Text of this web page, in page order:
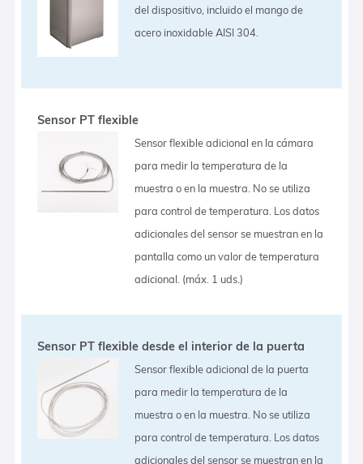
del dispositivo, incluido el mango de
acero inoxidable AISI 304.
Sensor PT flexible
Sensor flexible adicional en la cámara
para medir la temperatura de la
muestra o en la muestra. No se utiliza
para control de temperatura. Los datos
adicionales del sensor se muestran en la
pantalla como un valor de temperatura
adicional. (máx. 1 uds.)
Sensor PT flexible desde el interior de la puerta
Sensor flexible adicional de la puerta
para medir la temperatura de la
muestra o en la muestra. No se utiliza
para control de temperatura. Los datos
adicionales del sensor se muestran en la